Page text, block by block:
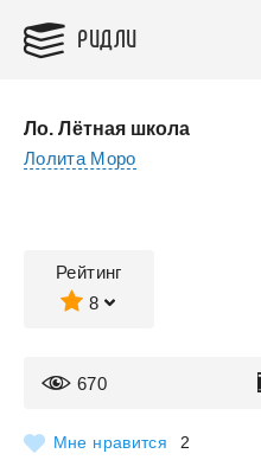
РИДЛИ
Ло. Лётная школа
Лолита Моро
Рейтинг
8
670
Мне нравится 2